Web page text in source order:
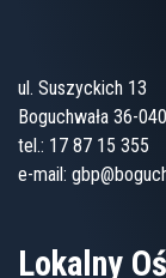
ul. Suszyckich 13
Boguchwała 36-040
tel.: 17 87 15 355
e-mail:
Lokalny